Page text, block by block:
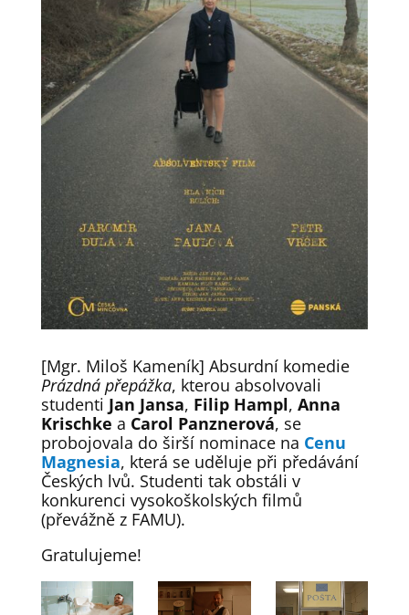
[Mgr. Miloš Kameník] Absurdní komedie
Prázdná přepážka, kterou absolvovali
studenti Jan Jansa, Filip Hampl, Anna
Krischke a Carol Panznerová, se
probojovala do širší nominace na Cenu
Magnesia, která se uděluje při předávání
Českých lvů. Studenti tak obstáli v
konkurenci vysokoškolských filmů
(převážně z FAMU).
Gratulujeme!